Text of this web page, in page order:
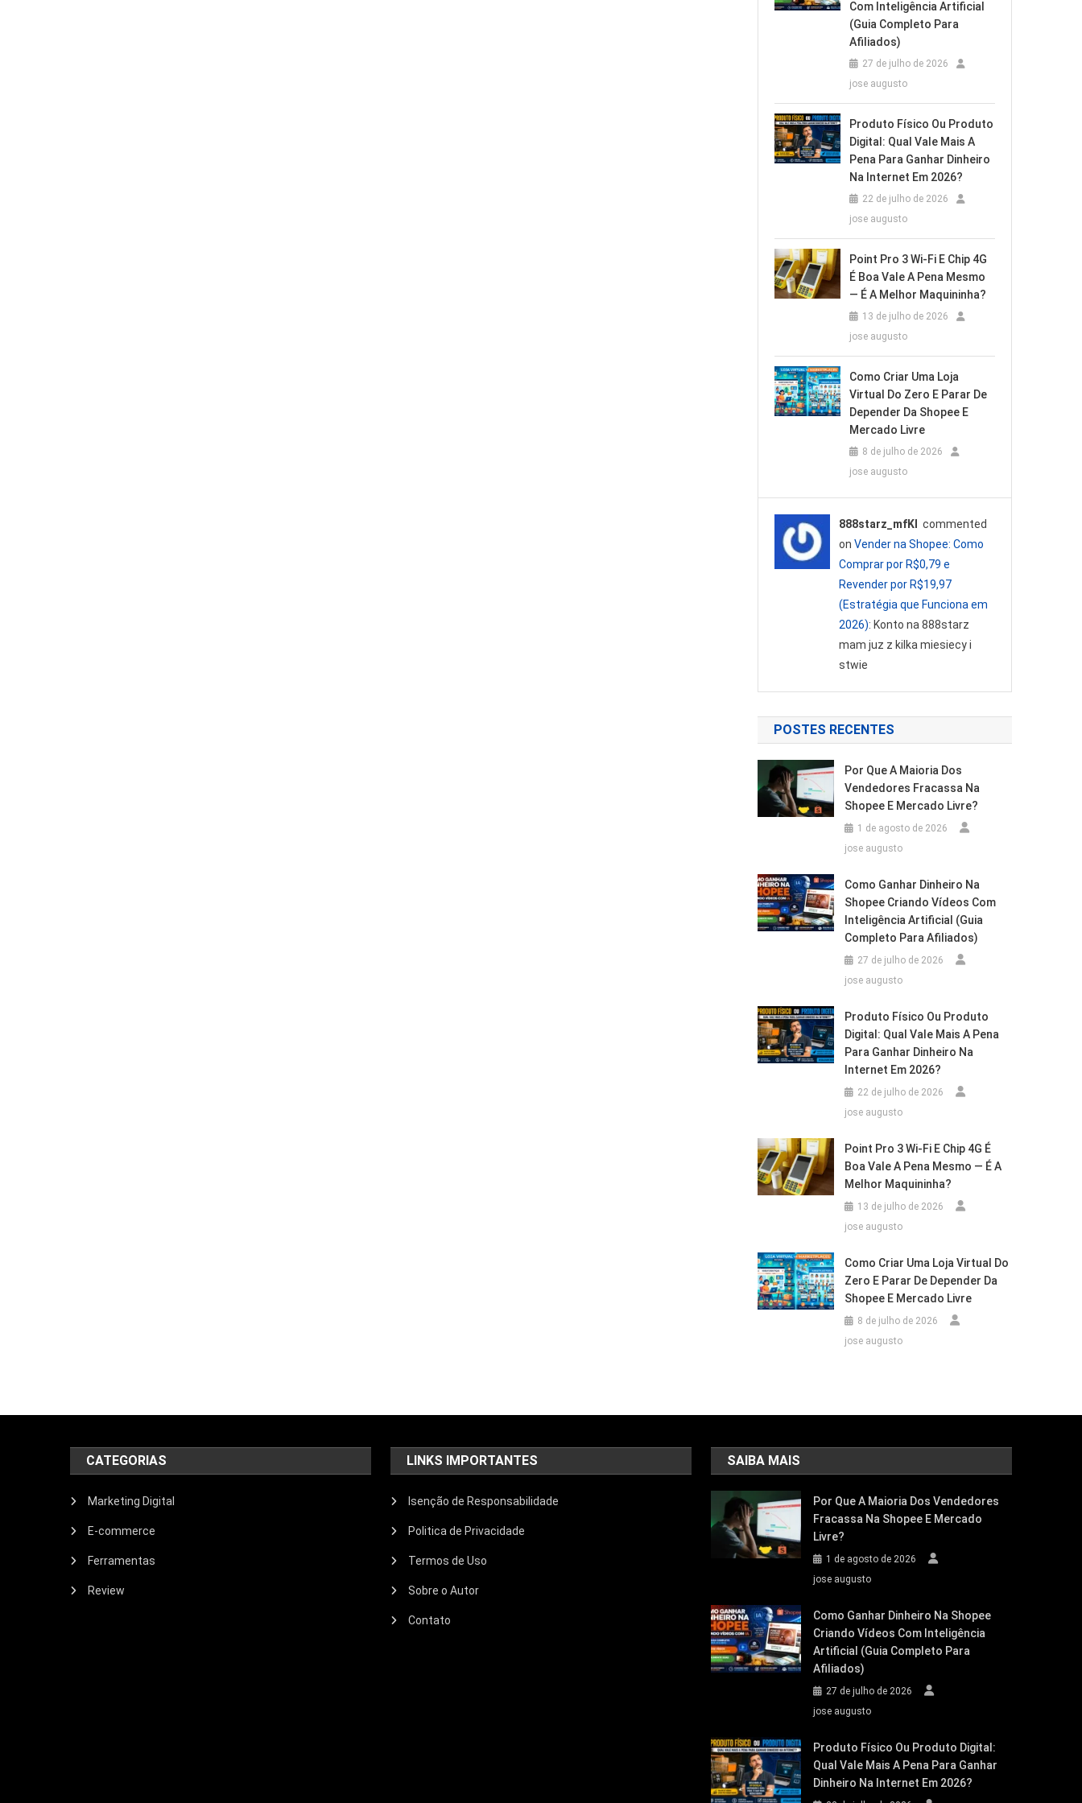
Com Inteligência Artificial
(Guia Completo Para
Afiliados)
27 de julho de 2026
jose augusto
Produto Físico Ou Produto
Digital: Qual Vale Mais A
Pena Para Ganhar Dinheiro
Na Internet Em 2026?
22 de julho de 2026
jose augusto
Point Pro 3 Wi‑Fi E Chip 4G
É Boa Vale A Pena Mesmo
— É A Melhor Maquininha?
13 de julho de 2026
jose augusto
Como Criar Uma Loja
Virtual Do Zero E Parar De
Depender Da Shopee E
Mercado Livre
8 de julho de 2026
jose augusto
888starz_mfKl
commented
on Vender na Shopee: Como
Comprar por R$0,79 e
Revender por R$19,97
(Estratégia que Funciona em
2026): Konto na 888starz
mam juz z kilka miesiecy i
stwie
POSTES RECENTES
Por Que A Maioria Dos
Vendedores Fracassa Na
Shopee E Mercado Livre?
1 de agosto de 2026
jose augusto
Como Ganhar Dinheiro Na
Shopee Criando Vídeos Com
Inteligência Artificial (Guia
Completo Para Afiliados)
27 de julho de 2026
jose augusto
Produto Físico Ou Produto
Digital: Qual Vale Mais A Pena
Para Ganhar Dinheiro Na
Internet Em 2026?
22 de julho de 2026
jose augusto
Point Pro 3 Wi‑Fi E Chip 4G É
Boa Vale A Pena Mesmo — É A
Melhor Maquininha?
13 de julho de 2026
jose augusto
Como Criar Uma Loja Virtual Do
Zero E Parar De Depender Da
Shopee E Mercado Livre
8 de julho de 2026
jose augusto
CATEGORIAS
Marketing Digital
E-commerce
Ferramentas
Review
LINKS IMPORTANTES
Isenção de Responsabilidade
Politica de Privacidade
Termos de Uso
Sobre o Autor
Contato
SAIBA MAIS
Por Que A Maioria Dos Vendedores
Fracassa Na Shopee E Mercado
Livre?
1 de agosto de 2026
jose augusto
Como Ganhar Dinheiro Na Shopee
Criando Vídeos Com Inteligência
Artificial (Guia Completo Para
Afiliados)
27 de julho de 2026
jose augusto
Produto Físico Ou Produto Digital:
Qual Vale Mais A Pena Para Ganhar
Dinheiro Na Internet Em 2026?